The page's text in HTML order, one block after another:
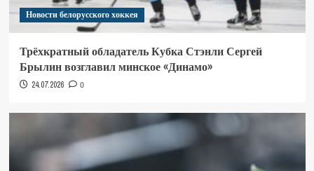
Новости белорусского хоккея
Трёхкратный обладатель Кубка Стэнли Сергей
Брылин возглавил минское «Динамо»
24.07.2026 0